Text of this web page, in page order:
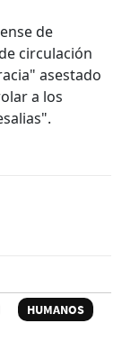
de
circulación
asestado
a los
HUMANOS